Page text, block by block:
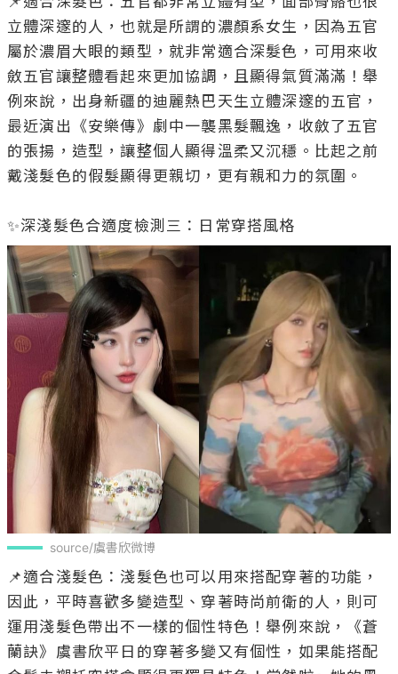
立體深邃的人，也就是所謂的濃顏系女生，因為五官
屬於濃眉大眼的類型，就非常適合深髮色，可用來收
斂五官讓整體看起來更加協調，且顯得氣質滿滿！舉
例來說，出身新疆的迪麗熱巴天生立體深邃的五官，
最近演出《安樂傳》劇中一襲黑髮飄逸，收斂了五官
的張揚，造型，讓整個人顯得溫柔又沉穩。比起之前
戴淺髮色的假髮顯得更親切，更有親和力的氛圍。
source/虞書欣微博
📌適合淺髮色：淺髮色也可以用來搭配穿著的功能，
因此，平時喜歡多變造型、穿著時尚前衛的人，則可
運用淺髮色帶出不一樣的個性特色！舉例來說，《蒼
蘭訣》虞書欣平日的穿著多變又有個性，如果能搭配